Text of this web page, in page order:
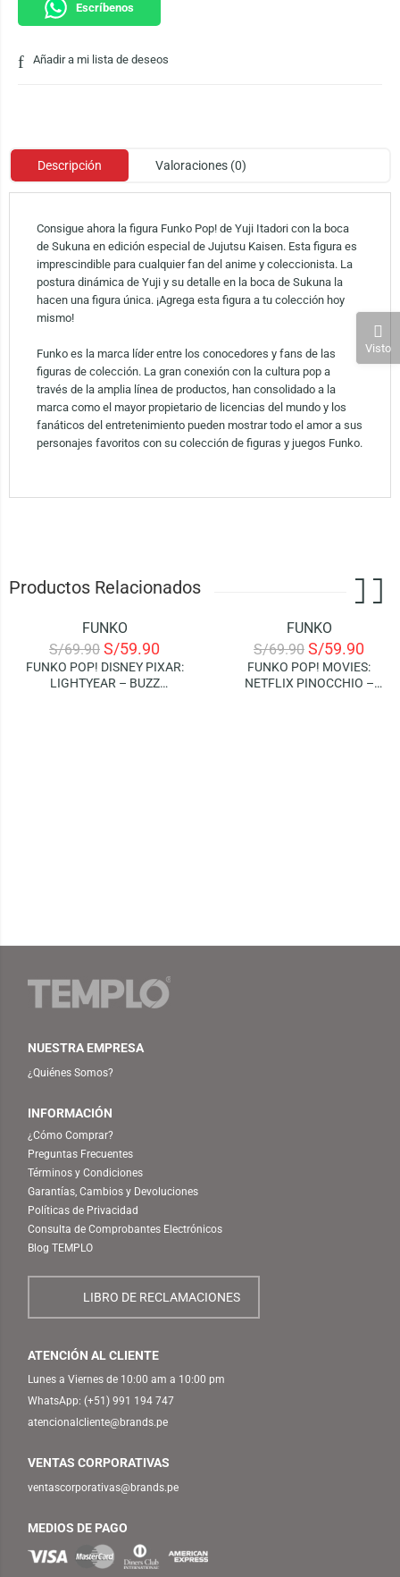
Escríbenos
Añadir a mi lista de deseos
Descripción Valoraciones (0)
Consigue ahora la figura Funko Pop! de Yuji Itadori con la boca
de Sukuna en edición especial de Jujutsu Kaisen. Esta figura es
imprescindible para cualquier fan del anime y coleccionista. La
postura dinámica de Yuji y su detalle en la boca de Sukuna la
hacen una figura única. ¡Agrega esta figura a tu colección hoy
mismo!
Funko es la marca líder entre los conocedores y fans de las
figuras de colección. La gran conexión con la cultura pop a
través de la amplia línea de productos, han consolidado a la
marca como el mayor propietario de licencias del mundo y los
fanáticos del entretenimiento pueden mostrar todo el amor a sus
personajes favoritos con su colección de figuras y juegos Funko.
Productos Relacionados
FUNKO
S/69.90 S/59.90
FUNKO POP! DISNEY PIXAR:
LIGHTYEAR – BUZZ
FUNKO
S/69.90 S/59.90
FUNKO POP! MOVIES:
NETFLIX PINOCCHIO –
NUESTRA EMPRESA
¿Quiénes Somos?
INFORMACIÓN
¿Cómo Comprar?
Preguntas Frecuentes
Términos y Condiciones
Garantías, Cambios y Devoluciones
Políticas de Privacidad
Consulta de Comprobantes Electrónicos
Blog TEMPLO
LIBRO DE RECLAMACIONES
ATENCIÓN AL CLIENTE
Lunes a Viernes de 10:00 am a 10:00 pm
WhatsApp: (+51) 991 194 747
atencionalcliente@brands.pe
VENTAS CORPORATIVAS
ventascorporativas@brands.pe
MEDIOS DE PAGO
Visto